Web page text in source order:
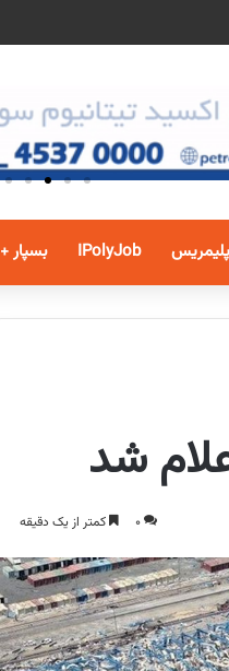
پلیمریس IPolyJob بسپار +
شد
0 کمتر از یک دقیقه